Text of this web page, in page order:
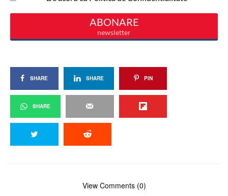
SHARE SHARE PIN
SHARE
View Comments (0)